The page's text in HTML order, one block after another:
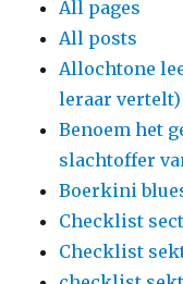
All pages
All posts
Allochtone
leraar vertelt)
Benoem het
slachtoffer
Boerkini
Checklist
Checklist